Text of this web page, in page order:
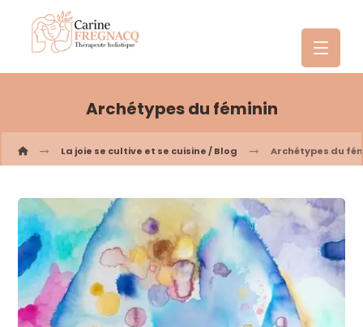
Archétypes du féminin
La joie se cultive et se cuisine / Blog Archétypes du